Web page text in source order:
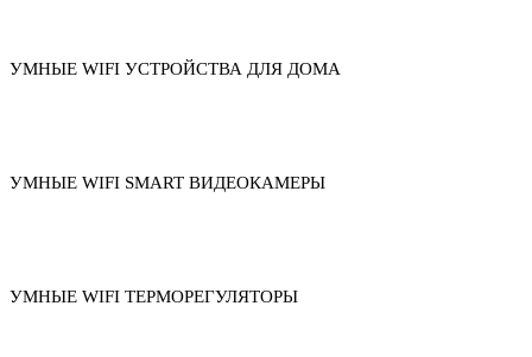
УМНЫЕ WIFI УСТРОЙСТВА ДЛЯ ДОМА
УМНЫЕ WIFI SMART ВИДЕОКАМЕРЫ
УМНЫЕ WIFI ТЕРМОРЕГУЛЯТОРЫ